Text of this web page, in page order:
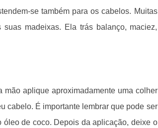
se também para os cabelos. Muitas
madeixas. Ela trás balanço, maciez,
aplique aproximadamente uma colher
cabelo. É importante lembrar que pode ser
de coco. Depois da aplicação, deixe o